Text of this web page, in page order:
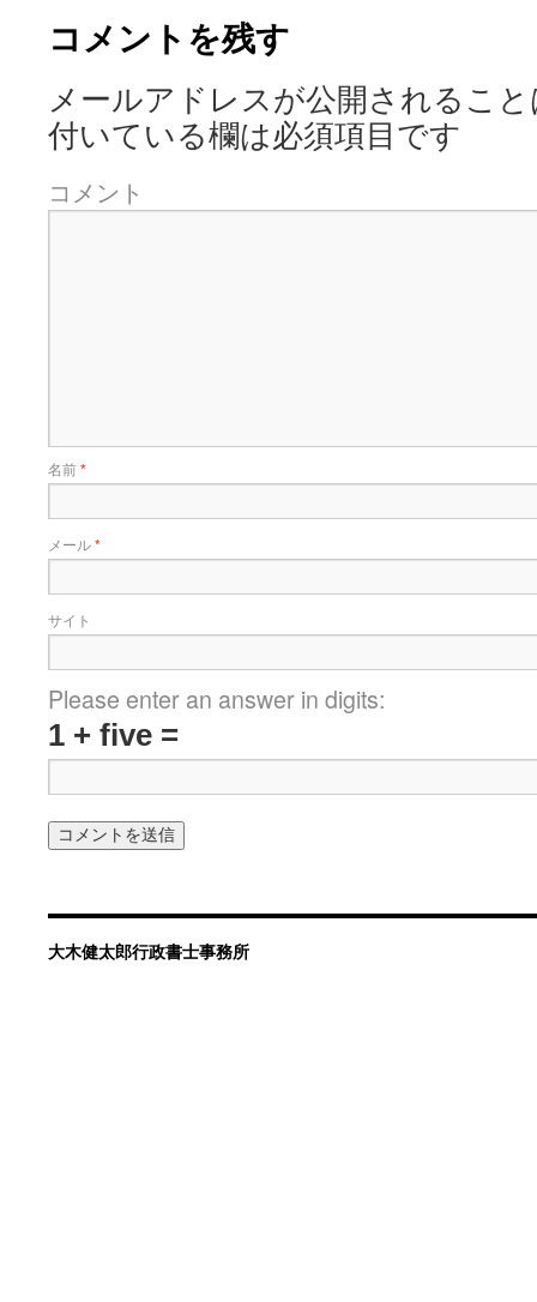
コメントを残す
メールアドレスが公開されるこ
付いている欄は必須項目です
コメント
名前*
メール*
サイト
Please enter an answer in digits:
1 + five =
大木健太郎行政書士事務所